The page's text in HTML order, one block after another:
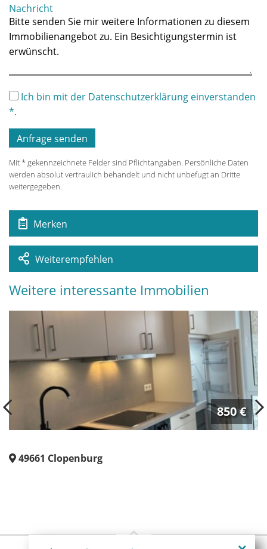
Nachricht
Ich bin mit der Datenschutzerklärung einverstanden
*.
Mit * gekennzeichnete Felder sind Pflichtangaben. Persönliche Daten
werden absolut vertraulich behandelt und nicht unbefugt an Dritte
weitergegeben.
Merken
Weiterempfehlen
Weitere interessante Immobilien
850 €
49661 Clopenburg